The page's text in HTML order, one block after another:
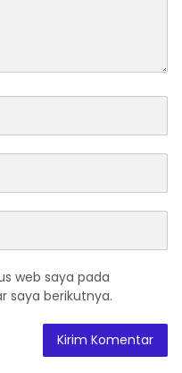
web saya pada
saya berikutnya.